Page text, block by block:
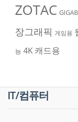
ZOTAC
장그래픽 게임용
능 4K 캐드용
IT/컴퓨터